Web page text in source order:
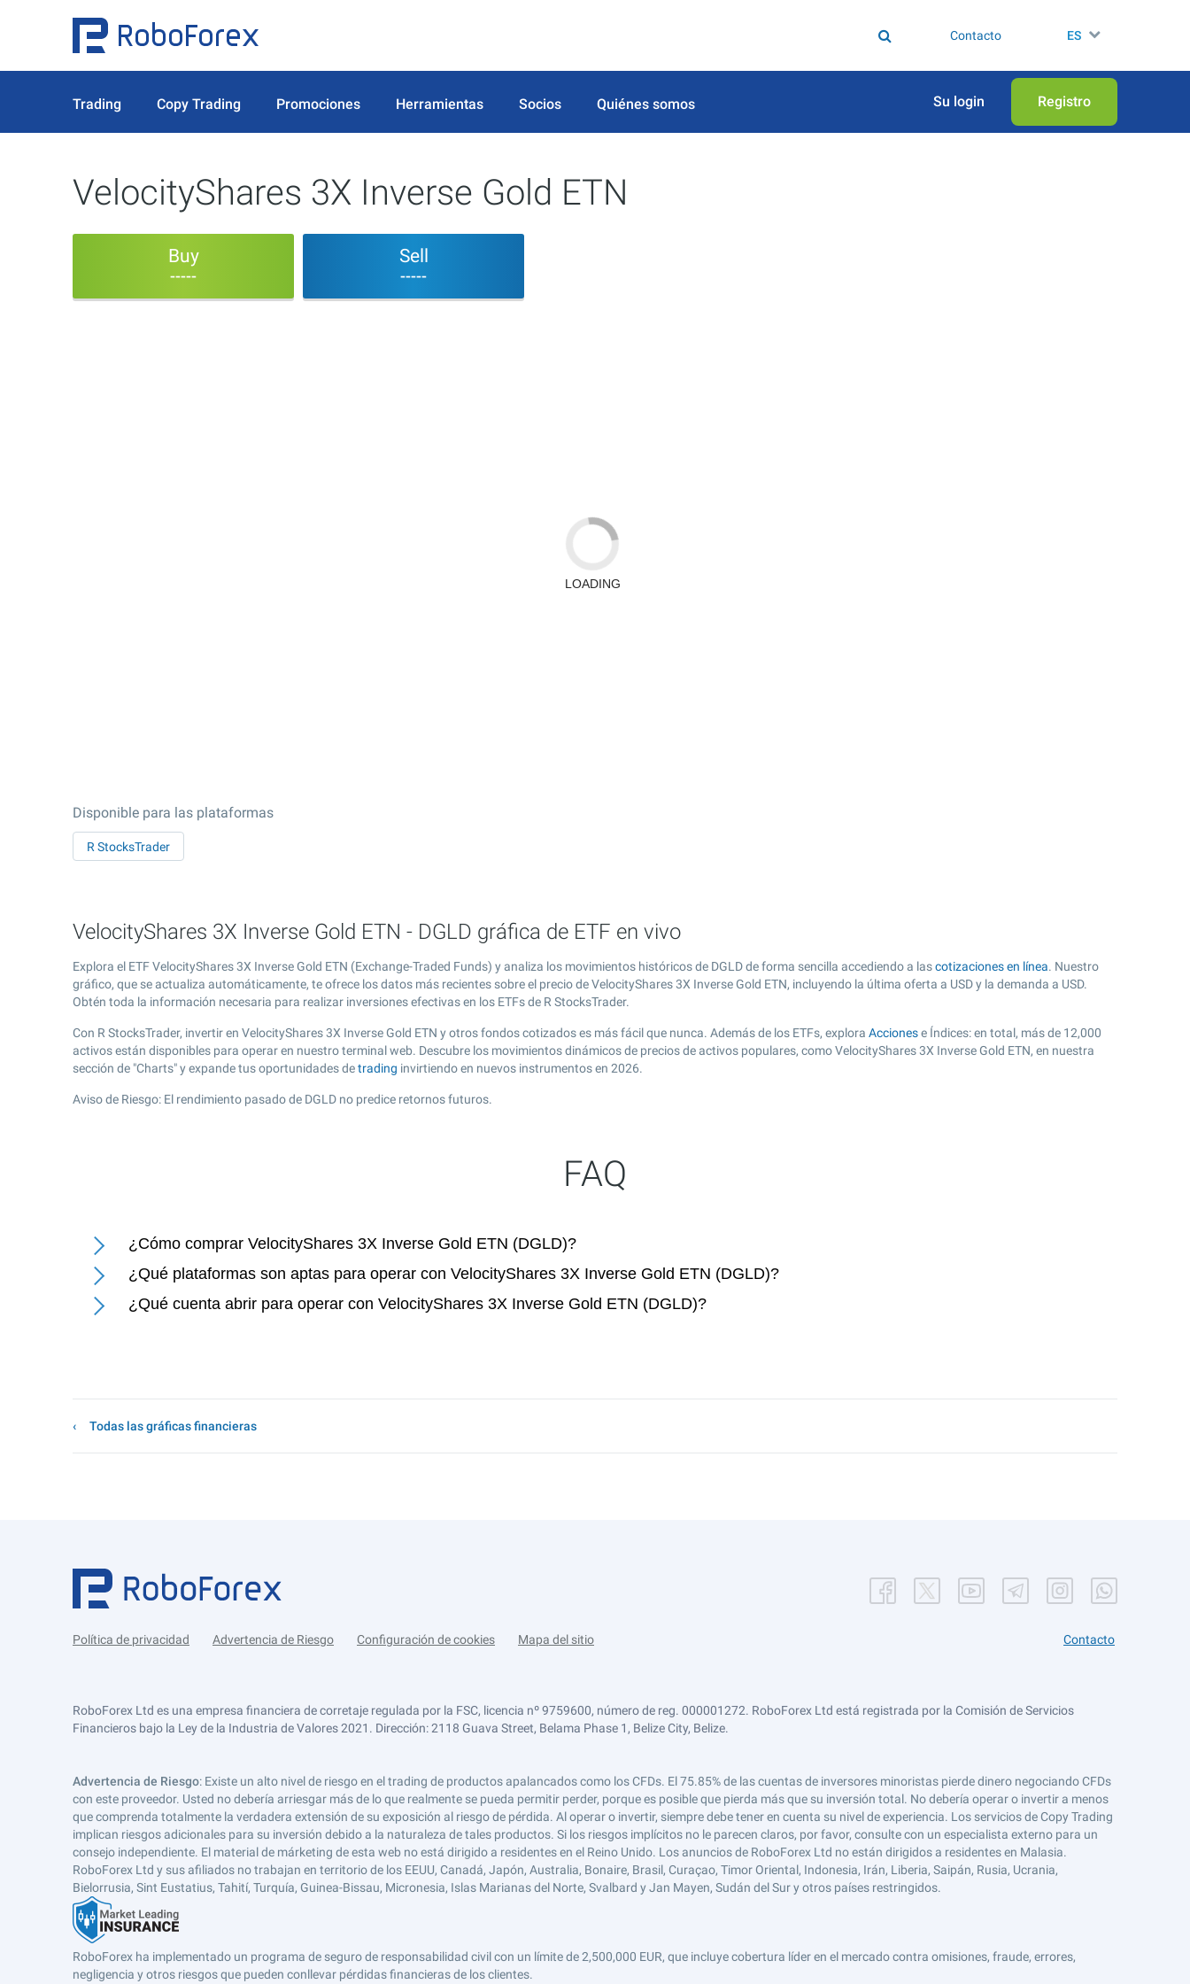
Contacto ES
Trading Copy Trading Promociones Herramientas Socios Quiénes somos Su login Registro
VelocityShares 3X Inverse Gold ETN
Buy
-----
Sell
-----
Disponible para las plataformas
R StocksTrader
VelocityShares 3X Inverse Gold ETN - DGLD gráfica de ETF en vivo
Explora el ETF VelocityShares 3X Inverse Gold ETN (Exchange-Traded Funds) y analiza los movimientos históricos de DGLD de forma sencilla accediendo a lascotizaciones en línea. Nuestro
gráfico, que se actualiza automáticamente, te ofrece los datos más recientes sobre el precio de VelocityShares 3X Inverse Gold ETN, incluyendo la última oferta a USD y la demanda a USD.
Obtén toda la información necesaria para realizar inversiones efectivas en los ETFs de R StocksTrader.
Con R StocksTrader, invertir en VelocityShares 3X Inverse Gold ETN y otros fondos cotizados es más fácil que nunca. Además de los ETFs, explora Accionese Índices: en total, más de 12,000
activos están disponibles para operar en nuestro terminal web. Descubre los movimientos dinámicos de precios de activos populares, como VelocityShares 3X Inverse Gold ETN, en nuestra
sección de "Charts" y expande tus oportunidades detrading invirtiendo en nuevos instrumentos en 2026.
Aviso de Riesgo: El rendimiento pasado de DGLD no predice retornos futuros.
FAQ
¿Cómo comprar VelocityShares 3X Inverse Gold ETN (DGLD)?
¿Qué plataformas son aptas para operar con VelocityShares 3X Inverse Gold ETN (DGLD)?
¿Qué cuenta abrir para operar con VelocityShares 3X Inverse Gold ETN (DGLD)?
Todas las gráficas financieras
Política de privacidad Advertencia de Riesgo Configuración de cookies Mapa del sitio Contacto
RoboForex Ltd es una empresa financiera de corretaje regulada por la FSC, licencia nº 9759600, número de reg. 000001272. RoboForex Ltd está registrada por la Comisión de Servicios
Financieros bajo la Ley de la Industria de Valores 2021. Dirección: 2118 Guava Street, Belama Phase 1, Belize City, Belize.
Advertencia de Riesgo: Existe un alto nivel de riesgo en el trading de productos apalancados como los CFDs. El 75.85% de las cuentas de inversores minoristas pierde dinero negociando CFDs
con este proveedor. Usted no debería arriesgar más de lo que realmente se pueda permitir perder, porque es posible que pierda más que su inversión total. No debería operar o invertir a menos
que comprenda totalmente la verdadera extensión de su exposición al riesgo de pérdida. Al operar o invertir, siempre debe tener en cuenta su nivel de experiencia. Los servicios de Copy Trading
implican riesgos adicionales para su inversión debido a la naturaleza de tales productos. Si los riesgos implícitos no le parecen claros, por favor, consulte con un especialista externo para un
consejo independiente. El material de márketing de esta web no está dirigido a residentes en el Reino Unido. Los anuncios de RoboForex Ltd no están dirigidos a residentes en Malasia.
RoboForex Ltd y sus afiliados no trabajan en territorio de los EEUU, Canadá, Japón, Australia, Bonaire, Brasil, Curaçao, Timor Oriental, Indonesia, Irán, Liberia, Saipán, Rusia, Ucrania,
Bielorrusia, Sint Eustatius, Tahití, Turquía, Guinea-Bissau, Micronesia, Islas Marianas del Norte, Svalbard y Jan Mayen, Sudán del Sur y otros países restringidos.
RoboForex ha implementado un programa de seguro de responsabilidad civil con un límite de 2,500,000 EUR, que incluye cobertura líder en el mercado contra omisiones, fraude, errores,
negligencia y otros riesgos que pueden conllevar pérdidas financieras de los clientes.